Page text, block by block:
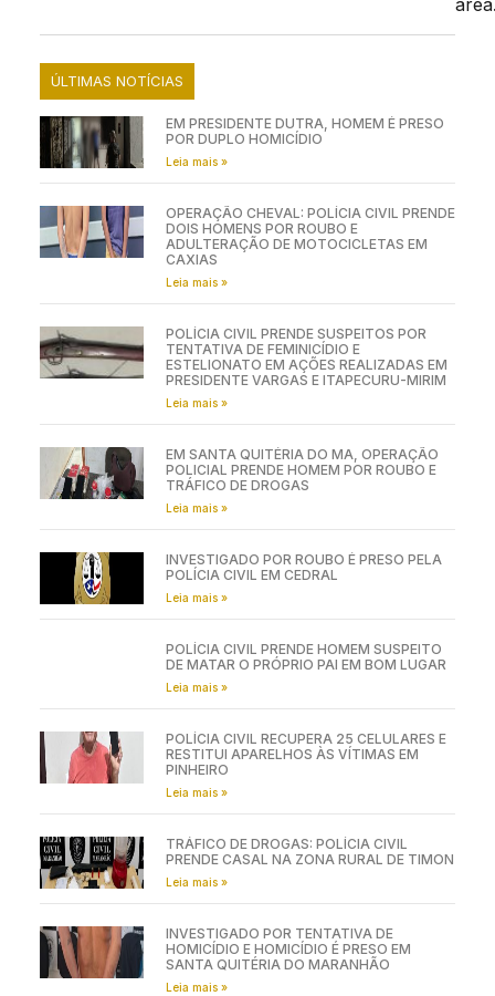
ÚLTIMAS NOTÍCIAS
EM PRESIDENTE DUTRA, HOMEM É PRESO
POR DUPLO HOMICÍDIO
Leia mais »
OPERAÇÃO CHEVAL: POLÍCIA CIVIL PRENDE
DOIS HOMENS POR ROUBO E
ADULTERAÇÃO DE MOTOCICLETAS EM
CAXIAS
Leia mais »
POLÍCIA CIVIL PRENDE SUSPEITOS POR
TENTATIVA DE FEMINICÍDIO E
ESTELIONATO EM AÇÕES REALIZADAS EM
PRESIDENTE VARGAS E ITAPECURU-MIRIM
Leia mais »
EM SANTA QUITÉRIA DO MA, OPERAÇÃO
POLICIAL PRENDE HOMEM POR ROUBO E
TRÁFICO DE DROGAS
Leia mais »
INVESTIGADO POR ROUBO É PRESO PELA
POLÍCIA CIVIL EM CEDRAL
Leia mais »
POLÍCIA CIVIL PRENDE HOMEM SUSPEITO
DE MATAR O PRÓPRIO PAI EM BOM LUGAR
Leia mais »
POLÍCIA CIVIL RECUPERA 25 CELULARES E
RESTITUI APARELHOS ÀS VÍTIMAS EM
PINHEIRO
Leia mais »
TRÁFICO DE DROGAS: POLÍCIA CIVIL
PRENDE CASAL NA ZONA RURAL DE TIMON
Leia mais »
INVESTIGADO POR TENTATIVA DE
HOMICÍDIO E HOMICÍDIO É PRESO EM
SANTA QUITÉRIA DO MARANHÃO
Leia mais »